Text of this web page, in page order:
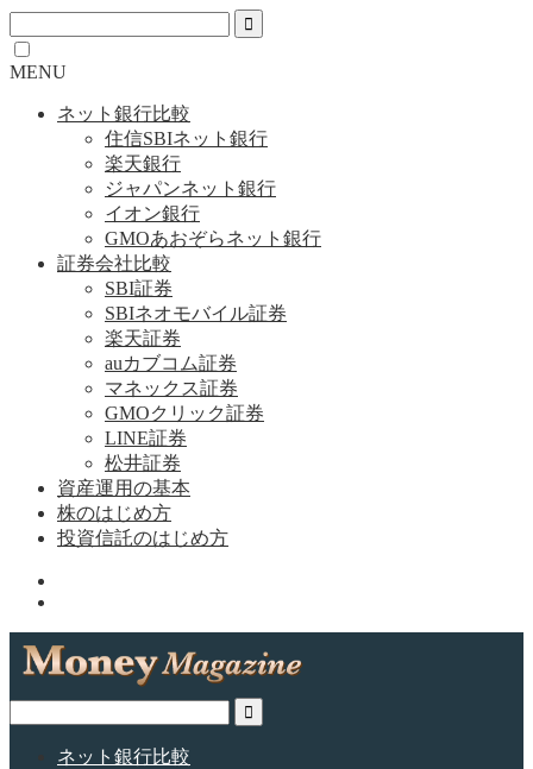
MENU
ネット銀行比較
住信SBIネット銀行
楽天銀行
ジャパンネット銀行
イオン銀行
GMOあおぞらネット銀行
証券会社比較
SBI証券
SBIネオモバイル証券
楽天証券
auカブコム証券
マネックス証券
GMOクリック証券
LINE証券
松井証券
資産運用の基本
株のはじめ方
投資信託のはじめ方
ネット銀行比較